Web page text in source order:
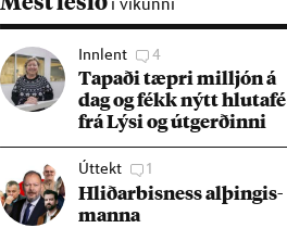
Innlent 4
Tap­aði tæpri millj­ón á
dag og fékk nýtt hluta­fé
frá Lýsi og út­gerð­inni
Úttekt 1
Hlið­ar­bis­ness al­þing­is­
manna